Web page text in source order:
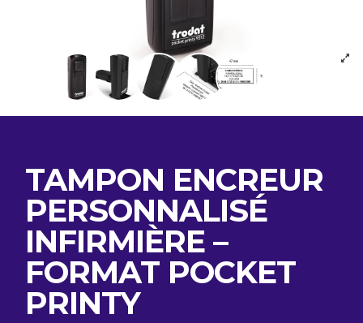
TAMPON ENCREUR
PERSONNALISÉ
INFIRMIÈRE –
FORMAT POCKET
PRINTY